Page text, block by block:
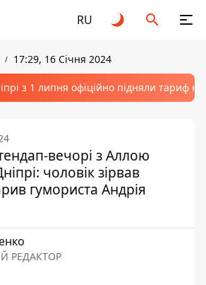
RU
17:29, 16 Січня 2024
з 1 липня офіційно підняли тариф
вечорі з Аллою
чоловік зірвав
гумориста Андрія
РЕДАКТОР